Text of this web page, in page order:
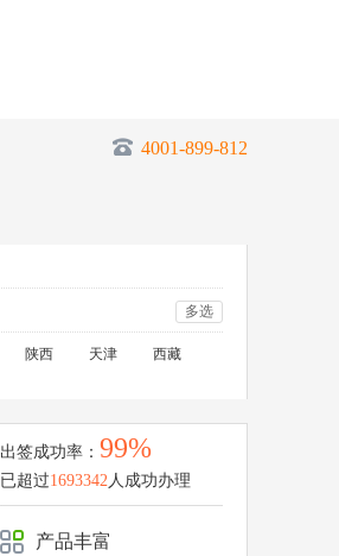
4001-899-812
多选
陕西 天津
西藏
出签成功率： 99%
已超过1693342人成功办理
产品丰富